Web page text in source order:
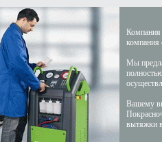
Компания
компания
Мы
Вашему
вытяжки